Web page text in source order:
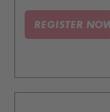
měla směřovat
Street zajde za
jeho matkou v
REGISTER